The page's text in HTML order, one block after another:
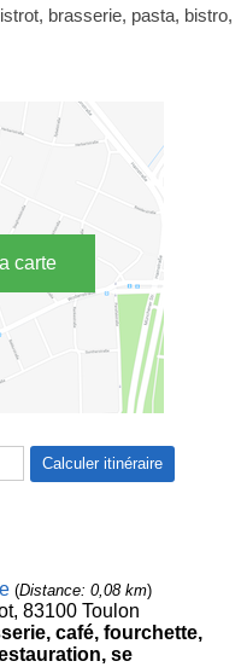
brasserie, pasta, bistro,
carte
(Distance: 0,08 km)
83100 Toulon
café, fourchette,
se